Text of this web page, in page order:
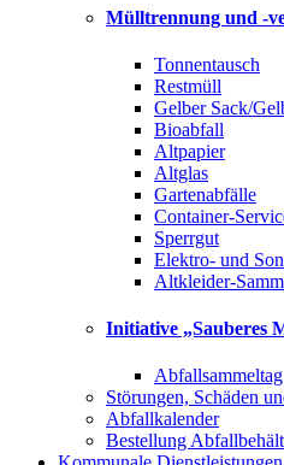
Mülltrennung und -
Tonnentausch
Restmüll
Gelber Sack/
Bioabfall
Altpapier
Altglas
Gartenabfälle
Container-
Sperrgut
Elektro- und
Altkleider-
Initiative „Sauberes
Abfallsammeltag
Störungen, Schäden
Abfallkalender
Bestellung